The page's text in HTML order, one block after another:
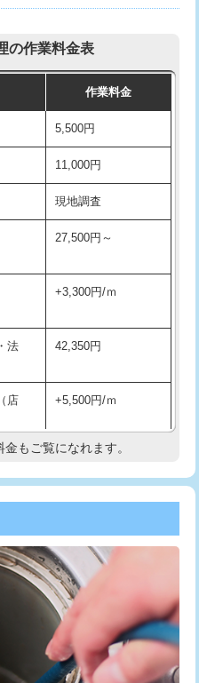
27,500円
38,500円
38,500円
現場見積
16,500円
です。
11,000円+材料費
13,200円
16,500円
） 16,500円
16,500円
5,500円
ド止
5,500円
し作
11,000円
使
銅
44,000円
銅
+8,800円
作
11,000円~
の作業料金表
作業料金
5,500円
11,000円
現地調査
27,500円～
+3,300円/ｍ
法
42,350円
店
+5,500円/ｍ
現地調査
+3,300円
33,000円
8,800円
・修
11,000円
もご覧になれます。